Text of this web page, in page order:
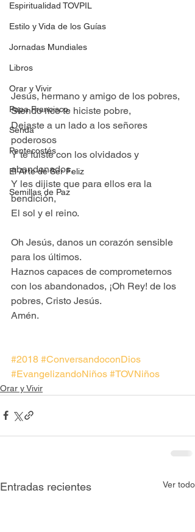
Espiritualidad TOVPIL
Estilo y Vida de los Guías
Jornadas Mundiales
Libros
Orar y Vivir
Papa Francisco
Senda
Pentecostés
El Arte de Ser Feliz
Semillas de Paz
Jesús, hermano y amigo de los pobres,
Siendo rico te hiciste pobre,
Dejaste a un lado a los señores
poderosos
Y te fuiste con los olvidados y
abandonados,
Y les dijiste que para ellos era la
bendición,
El sol y el reino.
Oh Jesús, danos un corazón sensible
para los últimos.
Haznos capaces de comprometernos
con los abandonados, ¡Oh Rey! de los
pobres, Cristo Jesús.
Amén.
#2018 #ConversandoconDios
#EvangelizandoNiños #TOVNiños
Orar y Vivir
Entradas recientes Ver todo